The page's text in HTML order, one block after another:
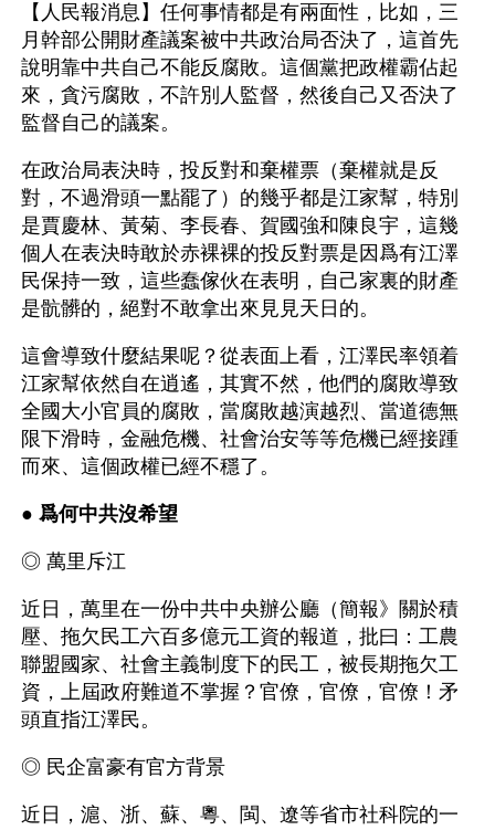
【人民報消息】任何事情都是有兩面性，比如，三
月幹部公開財產議案被中共政治局否決了，這首先
說明靠中共自己不能反腐敗。這個黨把政權霸佔起
來，貪污腐敗，不許別人監督，然後自己又否決了
監督自己的議案。
在政治局表決時，投反對和棄權票（棄權就是反
對，不過滑頭一點罷了）的幾乎都是江家幫，特別
是賈慶林、黃菊、李長春、賀國強和陳良宇，這幾
個人在表決時敢於赤裸裸的投反對票是因爲有江澤
民保持一致，這些蠢傢伙在表明，自己家裏的財產
是骯髒的，絕對不敢拿出來見見天日的。
這會導致什麼結果呢？從表面上看，江澤民率領着
江家幫依然自在逍遙，其實不然，他們的腐敗導致
全國大小官員的腐敗，當腐敗越演越烈、當道德無
限下滑時，金融危機、社會治安等等危機已經接踵
而來、這個政權已經不穩了。
● 爲何中共沒希望
◎ 萬里斥江
近日，萬里在一份中共中央辦公廳（簡報》關於積
壓、拖欠民工六百多億元工資的報道，批曰：工農
聯盟國家、社會主義制度下的民工，被長期拖欠工
資，上屆政府難道不掌握？官僚，官僚，官僚！矛
頭直指江澤民。
◎ 民企富豪有官方背景
近日，滬、浙、蘇、粵、閩、遼等省市社科院的一